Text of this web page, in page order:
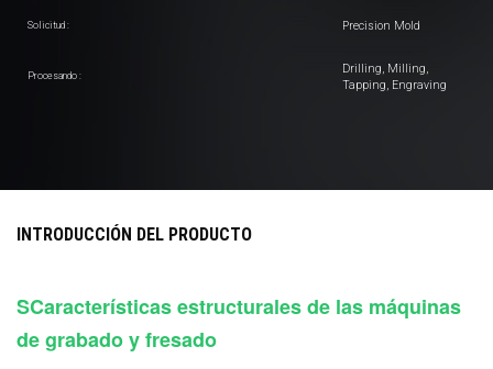
Solicitud : Precision Mold
Procesando :
Drilling, Milling,
Tapping, Engraving
INTRODUCCIÓN DEL PRODUCTO
SCaracterísticas estructurales de las máquinas
de grabado y fresado